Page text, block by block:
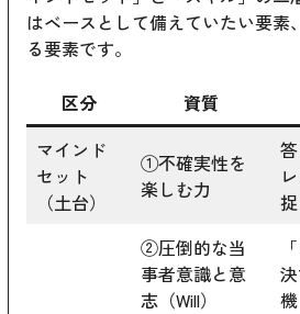
はベースとして備えていたい要素
る要素です。
区分 資質
マインド
セット
（土台）
①不確実性を
楽しむ力
②圧倒的な当
事者意識と意
志（Will）
機